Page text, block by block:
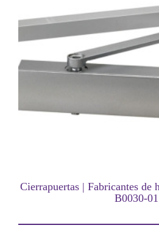
Cierrapuertas | Fabricantes de
B0030-01